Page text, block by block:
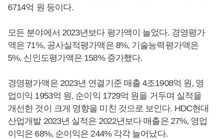
6714억 원 등이다.
모든 분야에서 2023년보다 평가액이 늘었다. 경영평가
액은 71%, 공사실적평가액은 8%, 기술능력평가액은
5%, 신인도평가액은 158% 증가했다.
경영평가액은 2023년 연결기준 매출 4조1908억 원, 영
업이익 1953억 원, 순이익 1729억 원을 거두며 실적을
개선한 것이 크게 영향을 미친 것으로 보인다. HDC현대
산업개발 2023년 실적은 2022년보다 매출은 27%, 영업
이익은 68%, 순이익은 244% 각각 늘어났다.